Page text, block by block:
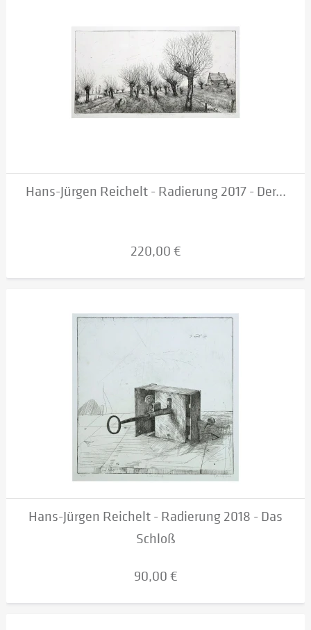
Hans-Jürgen Reichelt - Radierung 2017 - Der...
220,00 €
Hans-Jürgen Reichelt - Radierung 2018 - Das
Schloß
90,00 €